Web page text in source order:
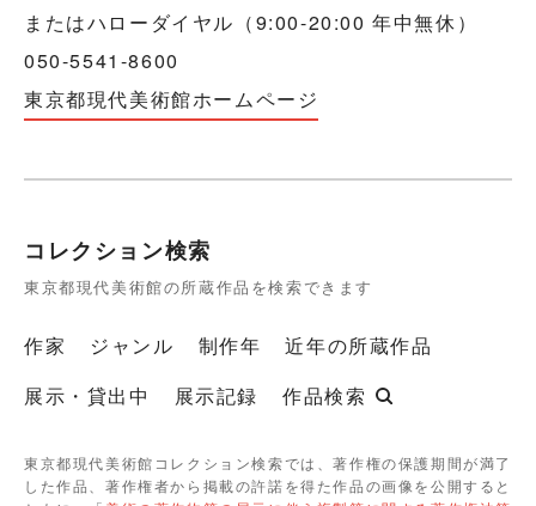
またはハローダイヤル（9:00-20:00 年中無休）
050-5541-8600
東京都現代美術館ホームページ
コレクション検索
東京都現代美術館の所蔵作品を検索できます
作家 ジャンル 制作年
近年の所蔵作品
展示・貸出中
展示記録 作品検索
東京都現代美術館コレクション検索では、著作権の保護期間が満了
した作品、著作権者から掲載の許諾を得た作品の画像を公開すると